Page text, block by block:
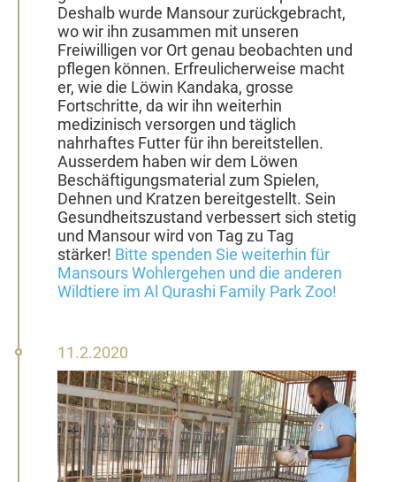
Deshalb wurde Mansour zurückgebracht,
wo wir ihn zusammen mit unseren
Freiwilligen vor Ort genau beobachten und
pflegen können. Erfreulicherweise macht
er, wie die Löwin Kandaka, grosse
Fortschritte, da wir ihn weiterhin
medizinisch versorgen und täglich
nahrhaftes Futter für ihn bereitstellen.
Ausserdem haben wir dem Löwen
Beschäftigungsmaterial zum Spielen,
Dehnen und Kratzen bereitgestellt. Sein
Gesundheitszustand verbessert sich stetig
und Mansour wird von Tag zu Tag
stärker! Bitte spenden Sie weiterhin für
Mansours Wohlergehen und die anderen
Wildtiere im Al Qurashi Family Park Zoo!
11.
Februar
2020
11.2.2020